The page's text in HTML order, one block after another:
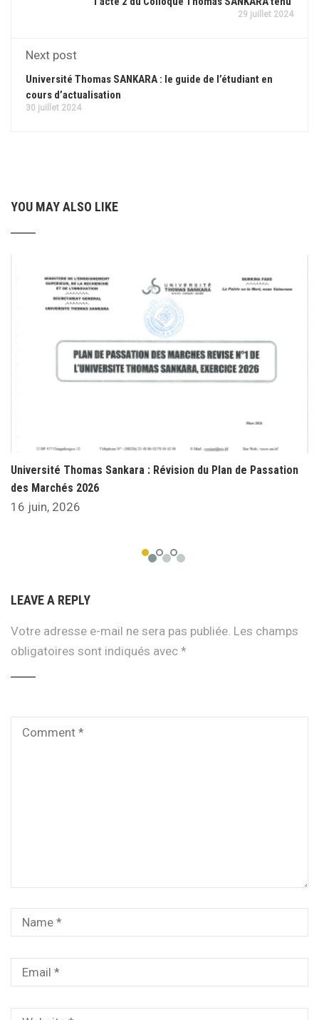
29 juillet 2024
Next post
Université Thomas SANKARA : le guide de l’étudiant en
cours d’actualisation
30 juillet 2024
YOU MAY ALSO LIKE
Université Thomas Sankara : Révision du Plan de Passation
des Marchés 2026
16 juin, 2026
LEAVE A REPLY
Votre adresse e-mail ne sera pas publiée. Les champs
obligatoires sont indiqués avec *